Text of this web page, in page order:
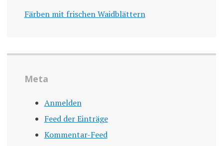
Färben mit frischen Waidblättern
Meta
Anmelden
Feed der Einträge
Kommentar-Feed